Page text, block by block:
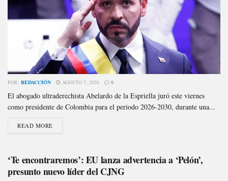
POR: REDACCIÓN AGOSTO 7, 2026 0
El abogado ultraderechista Abelardo de la Espriella juró este viernes
como presidente de Colombia para el periodo 2026-2030, durante una...
READ MORE
‘Te encontraremos’: EU lanza advertencia a ‘Pelón’,
presunto nuevo líder del CJNG